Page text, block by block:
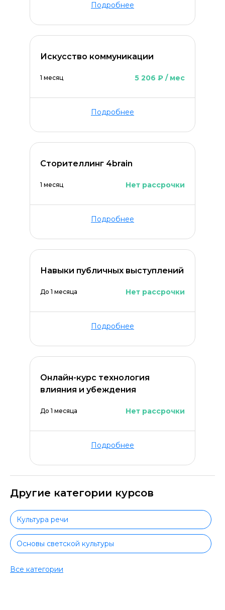
Подробнее
Искусство коммуникации
1 месяц 5 206 ₽ / мес
Подробнее
Сторителлинг 4brain
1 месяц Нет рассрочки
Подробнее
Навыки публичных выступлений
До 1 месяца Нет рассрочки
Подробнее
Онлайн-курс технология
влияния и убеждения
До 1 месяца Нет рассрочки
Подробнее
Другие категории курсов
Культура речи
Основы светской культуры
История культуры
Все категории